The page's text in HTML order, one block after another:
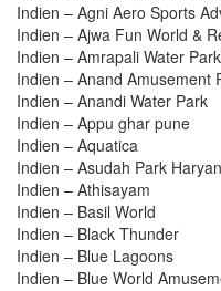
Indien – Agni Aero Sports
Indien – Ajwa Fun World &
Indien – Amrapali Water Park
Indien – Anand Amusement
Indien – Anandi Water Park
Indien – Appu ghar pune
Indien – Aquatica
Indien – Asudah Park
Indien – Athisayam
Indien – Basil World
Indien – Black Thunder
Indien – Blue Lagoons
Indien – Blue World